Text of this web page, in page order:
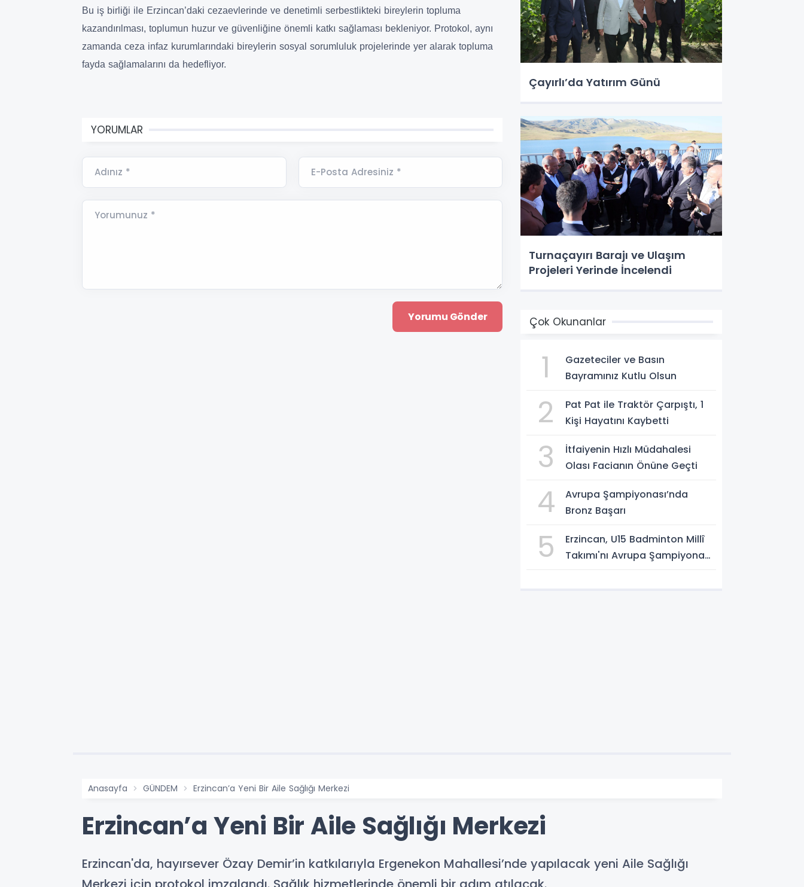
Bu iş birliği ile Erzincan’daki cezaevlerinde ve denetimli serbestlikteki bireylerin topluma
kazandırılması, toplumun huzur ve güvenliğine önemli katkı sağlaması bekleniyor. Protokol, aynı
zamanda ceza infaz kurumlarındaki bireylerin sosyal sorumluluk projelerinde yer alarak topluma
fayda sağlamalarını da hedefliyor.
YORUMLAR
Adınız * E-Posta Adresiniz *
Yorumunuz *
Çayırlı’da Yatırım Günü
Turnaçayırı Barajı ve Ulaşım
Projeleri Yerinde İncelendi
Çok Okunanlar
1
Gazeteciler ve Basın
Bayramınız Kutlu Olsun
2
Pat Pat ile Traktör Çarpıştı, 1
Kişi Hayatını Kaybetti
3
İtfaiyenin Hızlı Müdahalesi
Olası Facianın Önüne Geçti
4
Avrupa Şampiyonası’nda
Bronz Başarı
5
Erzincan, U15 Badminton Millî
Takımı'nı Avrupa Şampiyonası
Anasayfa GÜNDEM Erzincan’a Yeni Bir Aile Sağlığı Merkezi
Erzincan’a Yeni Bir Aile Sağlığı Merkezi
Erzincan'da, hayırsever Özay Demir’in katkılarıyla Ergenekon Mahallesi’nde yapılacak yeni Aile Sağlığı